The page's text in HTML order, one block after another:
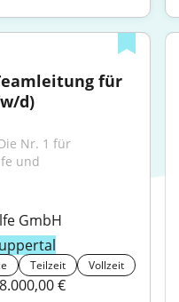
für
d)
Nr. 1 für
und
GmbH
Teilzeit Vollzeit
€